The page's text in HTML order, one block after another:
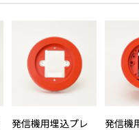
発信機用埋込プレ
発信機